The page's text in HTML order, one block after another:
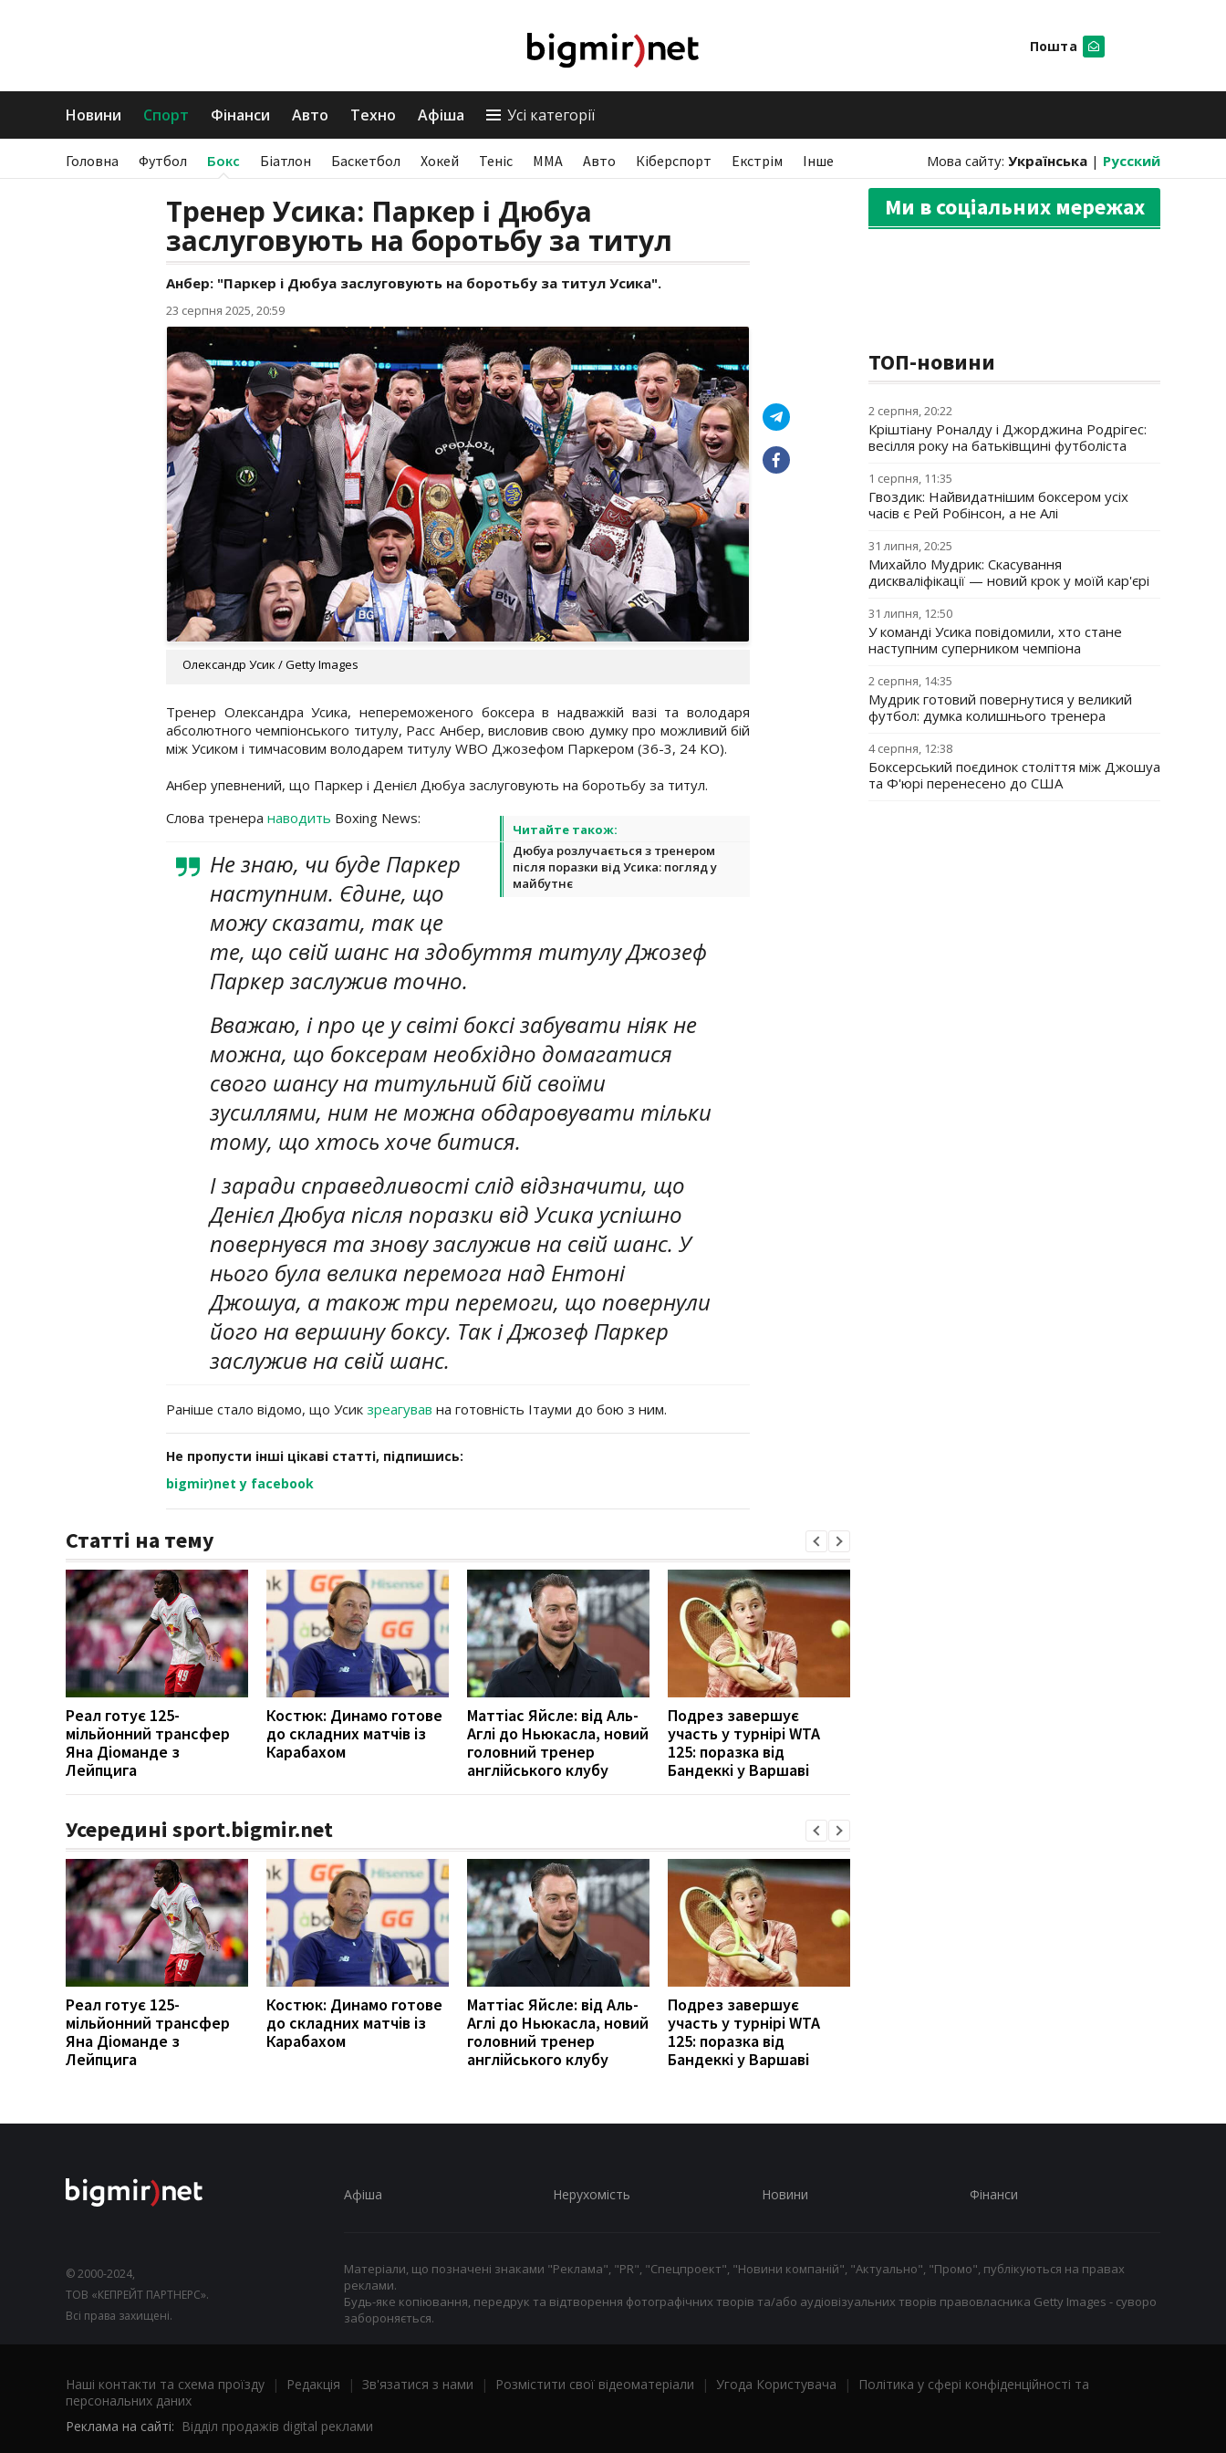
Пошта
Новини Спорт Фінанси Авто Техно Афіша Усі категорії
Головна Футбол Бокс Біатлон Баскетбол Хокей Теніс ММА Авто Кіберспорт Екстрім Інше Мова сайту: Українська | Русский
Тренер Усика: Паркер і Дюбуа
заслуговують на боротьбу за титул
Анбер: "Паркер і Дюбуа заслуговують на боротьбу за титул Усика".
23 серпня 2025, 20:59
Олександр Усик / Getty Images
Тренер Олександра Усика, непереможеного боксера в надважкій вазі та володаря
абсолютного чемпіонського титулу, Расс Анбер, висловив свою думку про можливий бій
між Усиком і тимчасовим володарем титулу WBO Джозефом Паркером (36-3, 24 KO).
Анбер упевнений, що Паркер і Денієл Дюбуа заслуговують на боротьбу за титул.
Читайте також:
Дюбуа розлучається з тренером
після поразки від Усика: погляд у
майбутнє
Слова тренера наводить Boxing News:
Не знаю, чи буде Паркер
наступним. Єдине, що
можу сказати, так це
те, що свій шанс на здобуття титулу Джозеф
Паркер заслужив точно.
Вважаю, і про це у світі боксі забувати ніяк не
можна, що боксерам необхідно домагатися
свого шансу на титульний бій своїми
зусиллями, ним не можна обдаровувати тільки
тому, що хтось хоче битися.
І заради справедливості слід відзначити, що
Денієл Дюбуа після поразки від Усика успішно
повернувся та знову заслужив на свій шанс. У
нього була велика перемога над Ентоні
Джошуа, а також три перемоги, що повернули
його на вершину боксу. Так і Джозеф Паркер
заслужив на свій шанс.
Раніше стало відомо, що Усик зреагував на готовність Ітауми до бою з ним.
Не пропусти інші цікаві статті, підпишись:
bigmir)net у facebook
Статті на тему
Реал готує 125-
мільйонний трансфер
Яна Діоманде з
Лейпцига
Костюк: Динамо готове
до складних матчів із
Карабахом
Маттіас Яйсле: від Аль-
Аглі до Ньюкасла, новий
головний тренер
англійського клубу
Подрез завершує
участь у турнірі WTA
125: поразка від
Бандеккі у Варшаві
Усередині sport.bigmir.net
Реал готує 125-
мільйонний трансфер
Яна Діоманде з
Лейпцига
Костюк: Динамо готове
до складних матчів із
Карабахом
Маттіас Яйсле: від Аль-
Аглі до Ньюкасла, новий
головний тренер
англійського клубу
Подрез завершує
участь у турнірі WTA
125: поразка від
Бандеккі у Варшаві
Ми в соціальних мережах
ТОП-новини
2 серпня, 20:22
Кріштіану Роналду і Джорджина Родрігес:
весілля року на батьківщині футболіста
1 серпня, 11:35
Гвоздик: Найвидатнішим боксером усіх
часів є Рей Робінсон, а не Алі
31 липня, 20:25
Михайло Мудрик: Скасування
дискваліфікації — новий крок у моїй кар'єрі
31 липня, 12:50
У команді Усика повідомили, хто стане
наступним суперником чемпіона
2 серпня, 14:35
Мудрик готовий повернутися у великий
футбол: думка колишнього тренера
4 серпня, 12:38
Боксерський поєдинок століття між Джошуа
та Ф'юрі перенесено до США
© 2000-2024,
ТОВ «КЕПРЕЙТ ПАРТНЕРС».
Всі права захищені.
Афіша Нерухомість Новини Фінанси
Матеріали, що позначені знаками "Реклама", "PR", "Спецпроект", "Новини компаній", "Актуально", "Промо", публікуються на правах
реклами.
Будь-яке копіювання, передрук та відтворення фотографічних творів та/або аудіовізуальних творів правовласника Getty Images - суворо
забороняється.
Наші контакти та схема проїзду | Редакція | Зв'язатися з нами | Розмістити свої відеоматеріали | Угода Користувача |
Політика у сфері конфіденційності та
персональних даних
Реклама на сайті: Відділ продажів digital реклами